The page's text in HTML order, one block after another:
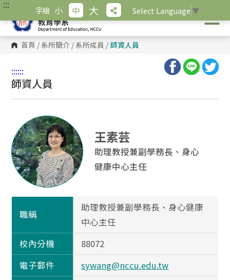
跳
主
內
容
::: 字級 小 中 大 Select Language ▼
首頁 / 系所簡介 / 系所成員 / 師資人員
::::::
師資人員
王素芸
助理教授兼副學務長、身心
健康中心主任
職稱
助理教授兼副學務長、身心健康
中心主任
校內分機
88072
電子郵件
sywang@nccu.edu.tw